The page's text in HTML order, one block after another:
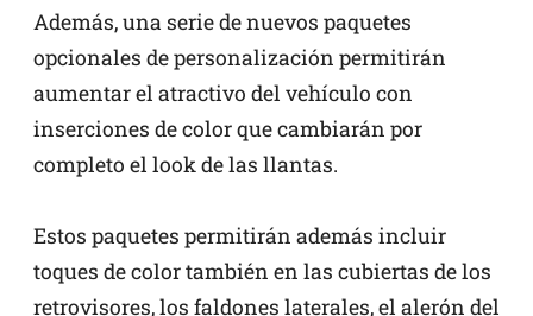
Además, una serie de nuevos paquetes
opcionales de personalización permitirán
aumentar el atractivo del vehículo con
inserciones de color que cambiarán por
completo el look de las llantas.
Estos paquetes permitirán además incluir
toques de color también en las cubiertas de los
retrovisores, los faldones laterales, el alerón del